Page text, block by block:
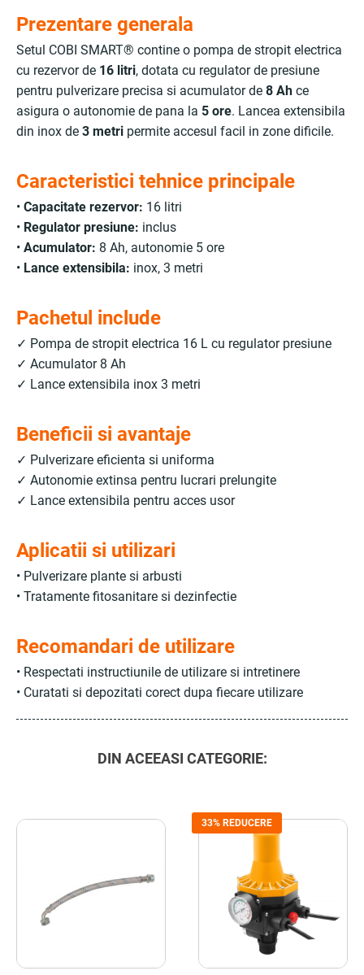
Prezentare generala
Setul COBI SMART® contine o pompa de stropit electrica
cu rezervor de 16 litri, dotata cu regulator de presiune
pentru pulverizare precisa si acumulator de 8 Ah ce
asigura o autonomie de pana la 5 ore. Lancea extensibila
din inox de 3 metri permite accesul facil in zone dificile.
Caracteristici tehnice principale
• Capacitate rezervor: 16 litri
• Regulator presiune: inclus
• Acumulator: 8 Ah, autonomie 5 ore
• Lance extensibila: inox, 3 metri
Pachetul include
✓ Pompa de stropit electrica 16 L cu regulator presiune
✓ Acumulator 8 Ah
✓ Lance extensibila inox 3 metri
Beneficii si avantaje
✓ Pulverizare eficienta si uniforma
✓ Autonomie extinsa pentru lucrari prelungite
✓ Lance extensibila pentru acces usor
Aplicatii si utilizari
• Pulverizare plante si arbusti
• Tratamente fitosanitare si dezinfectie
Recomandari de utilizare
• Respectati instructiunile de utilizare si intretinere
• Curatati si depozitati corect dupa fiecare utilizare
DIN ACEEASI CATEGORIE:
33% REDUCERE